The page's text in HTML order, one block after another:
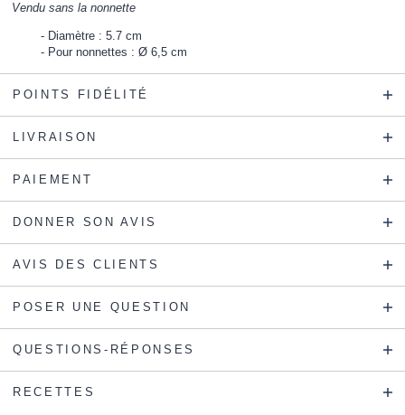
Vendu sans la nonnette
Diamètre : 5.7 cm
Pour nonnettes : Ø 6,5 cm
POINTS FIDÉLITÉ
LIVRAISON
PAIEMENT
DONNER SON AVIS
AVIS DES CLIENTS
POSER UNE QUESTION
QUESTIONS-RÉPONSES
RECETTES